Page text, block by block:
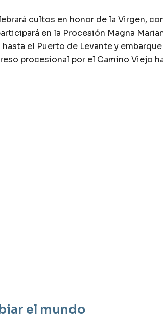
cultos en honor de la Virgen,
en la Procesión Magna
el Puerto de Levante y
procesional por el Camino Viejo
el mundo